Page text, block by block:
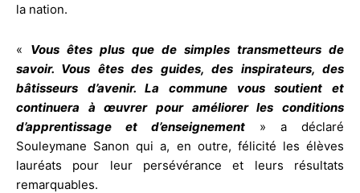
la nation.
« Vous êtes plus que de simples transmetteurs de
savoir. Vous êtes des guides, des inspirateurs, des
bâtisseurs d’avenir. La commune vous soutient et
continuera à œuvrer pour améliorer les conditions
d’apprentissage et d’enseignement » a déclaré
Souleymane Sanon qui a, en outre, félicité les élèves
lauréats pour leur persévérance et leurs résultats
remarquables.